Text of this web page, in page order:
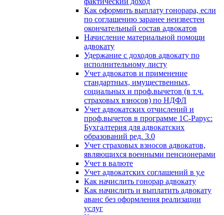
Как оформить выплату гонорара, если
по соглашению заранее неизвестен
окончательный состав адвокатов
Начисление материальной помощи
адвокату
Удержание с доходов адвокату по
исполнительному листу
Учет адвокатов и применение
стандартных, имущественных,
социальных и проф.вычетов (в т.ч.
страховых взносов) по НДФЛ
Учет адвокатских отчислений и
проф.вычетов в программе 1С-Рарус:
Бухгалтерия для адвокатских
образований ред. 3.0
Учет страховых взносов адвокатов,
являющихся военными пенсионерами
Учет в валюте
Учет адвокатских соглашений в у.е
Как начислить гонорар адвокату
Как начислить и выплатить адвокату
аванс без оформления реализации
услуг